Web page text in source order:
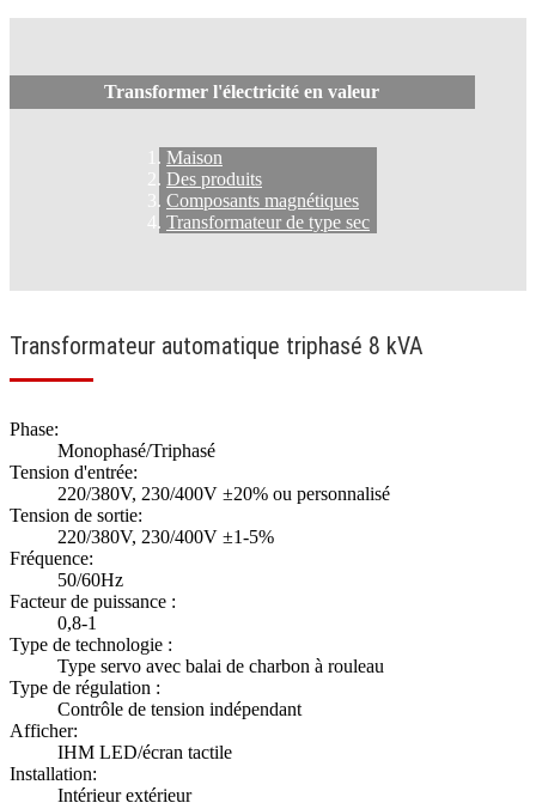
Transformer l'électricité en valeur
Maison
Des produits
Composants magnétiques
Transformateur de type sec
Transformateur automatique triphasé 8 kVA
Phase:
Monophasé/Triphasé
Tension d'entrée:
220/380V, 230/400V ±20% ou personnalisé
Tension de sortie:
220/380V, 230/400V ±1-5%
Fréquence:
50/60Hz
Facteur de puissance :
0,8-1
Type de technologie :
Type servo avec balai de charbon à rouleau
Type de régulation :
Contrôle de tension indépendant
Afficher:
IHM LED/écran tactile
Installation:
Intérieur extérieur